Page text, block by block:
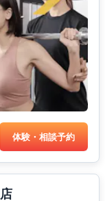
体験・相談予約